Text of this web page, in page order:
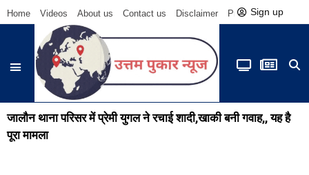
Home Videos About us Contact us Disclaimer Privacy Policy
Sign up
जालौन थाना परिसर में प्रेमी युगल ने रचाई शादी,खाकी बनी गवाह,, यह है
पूरा मामला